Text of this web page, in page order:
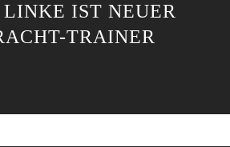
IST NEUER
TRAINER